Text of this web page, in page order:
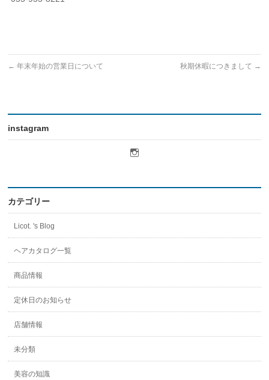
← 年末年始の営業日について 秋期休暇につきまして →
instagram
プ
ル
示
カテゴリー
Licot. 's Blog
ヘアカタログ一覧
商品情報
定休日のお知らせ
店舗情報
未分類
美容の知識